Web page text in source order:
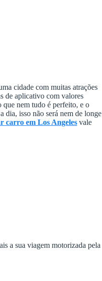
cidade com muitas atrações
de aplicativo com valores
nem tudo é perfeito, e o
dia, isso não será nem de longe
carro em Los Angeles vale
a sua viagem motorizada pela